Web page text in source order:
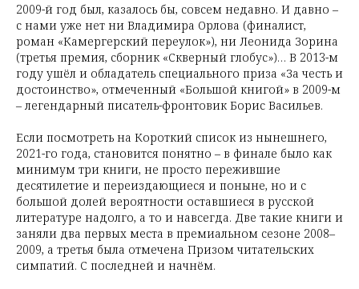
2009-й год был, казалось бы, совсем недавно. И давно –
с нами уже нет ни Владимира Орлова (финалист,
роман «Камергерский переулок»), ни Леонида Зорина
(третья премия, сборник «Скверный глобус»)… В 2013-м
году ушёл и обладатель специального приза «За честь и
достоинство», отмеченный «Большой книгой» в 2009-м
– легендарный писатель-фронтовик Борис Васильев.
Если посмотреть на Короткий список из нынешнего,
2021-го года, становится понятно – в финале было как
минимум три книги, не просто пережившие
десятилетие и переиздающиеся и поныне, но и с
большой долей вероятности оставшиеся в русской
литературе надолго, а то и навсегда. Две такие книги и
заняли два первых места в премиальном сезоне 2008–
2009, а третья была отмечена Призом читательских
симпатий. С последней и начнём.